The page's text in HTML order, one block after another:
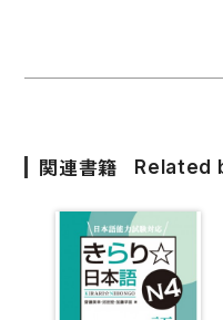
言語の諸相
アカデミック・スキル
定期刊行物
関連書籍 Related